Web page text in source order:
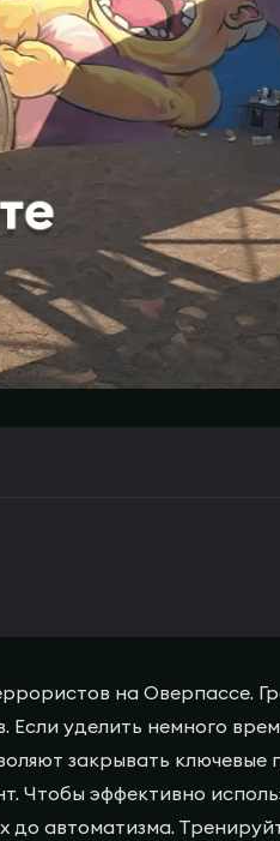
на Оверпассе.
Если уделить немного
закрывать ключевые
Чтобы эффективно
до автоматизма.